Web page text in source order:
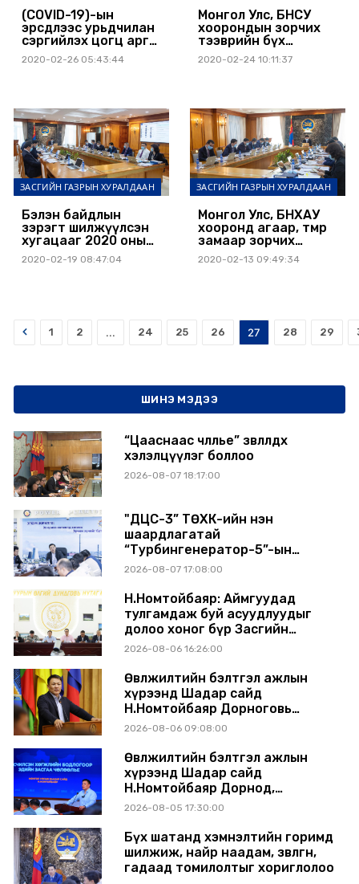
(COVID-19)-ын
эрсдлээс урьдчилан
сэргийлэх цогц арга
хэмжээнд
шаардагдах нэмэлт
2020-02-26 05:43:44
Монгол Улс, БНСУ
хоорондын зорчих
тээврийн бүх
нислэгийг 2020 оны
02 дугаар сарын 25-
дуустал зогсоолоо
2020-02-24 10:11:37
ЗАСГИЙН ГАЗРЫН ХУРАЛДААН
Бэлэн байдлын
зэрэгт шилжүүлсэн
хугацааг 2020 оны
03 дугаар сарын 30
хүртэл сунгав
2020-02-19 08:47:04
ЗАСГИЙН ГАЗРЫН ХУРАЛДААН
Монгол Улс, БНХАУ
хооронд агаар, төмөр
замаар зорчих
хөдөлгөөнийг зогсоов
2020-02-13 09:49:34
Prev 1 2 ... 24 25 26 27 28 29
ШИНЭ МЭДЭЭ
“Цааснаас чөлөөлье” зөвлөлдөх
хэлэлцүүлэг боллоо
2026-08-07 18:17:00
"ДЦС-3” ТӨХК-ийн нэн
шаардлагатай
“Турбингенератор-5”-ын
шинэчлэлийн төсвийг
2026-08-07 17:08:00
Н.Номтойбаяр: Аймгуудад
тулгамдаж буй асуудлуудыг
долоо хоног бүр Засгийн
газрын хуралдаанд
2026-08-06 16:26:00
Өвөлжилтийн бэлтгэл ажлын
хүрээнд Шадар сайд
Н.Номтойбаяр Дорноговь
аймагт ажиллав
2026-08-06 09:08:00
Өвөлжилтийн бэлтгэл ажлын
хүрээнд Шадар сайд
Н.Номтойбаяр Дорнод,
Сүхбаатар аймагт ажиллав
2026-08-05 17:30:00
Бүх шатанд хэмнэлтийн горимд
шилжиж, найр наадам, зөвлөгөөн,
гадаад томилолтыг хориглолоо